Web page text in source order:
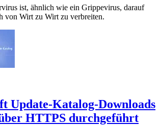
ist, ähnlich wie ein Grippevirus, darauf
von Wirt zu Wirt zu verbreiten.
Update-Katalog-Downloads
HTTPS durchgeführt